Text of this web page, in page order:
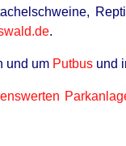
.
und um Putbus und